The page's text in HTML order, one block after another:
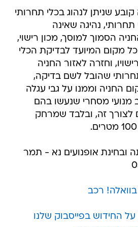
קובע שניתן לנהוג בכלי תחרותי
תחרותי, נהיגה שאינה
הסמוך למוסך, מכון רישוי,
מקום המיועד לבדיקת הכלי
וחזרה לאזור החניה
שהובל לשם בדיקה,
החניה וממנו על גבי עגלה
מנועי מסחרי שנעשו בהם
לצורך זה, ובלבד שמרחק
ובחינת אופנועים נא - תמר
בוואלה! רכב
החידוש בפייסבוק שלנו